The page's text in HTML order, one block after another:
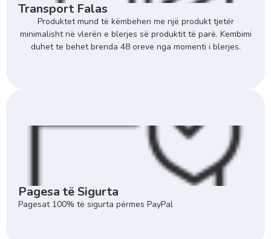
Transport Falas
Produktet mund të këmbehen me një produkt tjetër
minimalisht në vlerën e blerjes së produktit të parë. Kembimi
duhet te behet brenda 48 oreve nga momenti i blerjes.
Pagesa të Sigurta
Pagesat 100% të sigurta përmes PayPal